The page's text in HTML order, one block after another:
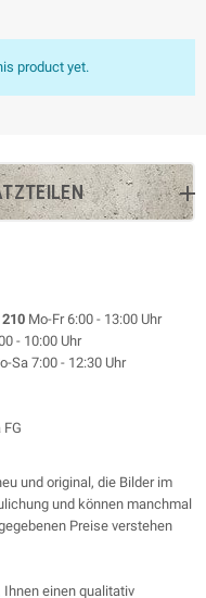
product yet.
Mo-Fr 6:00 - 13:00 Uhr
- 10:00 Uhr
Sa 7:00 - 12:30 Uhr
und original, die Bilder im
und können manchmal
Preise verstehen
Ihnen einen qualitativ